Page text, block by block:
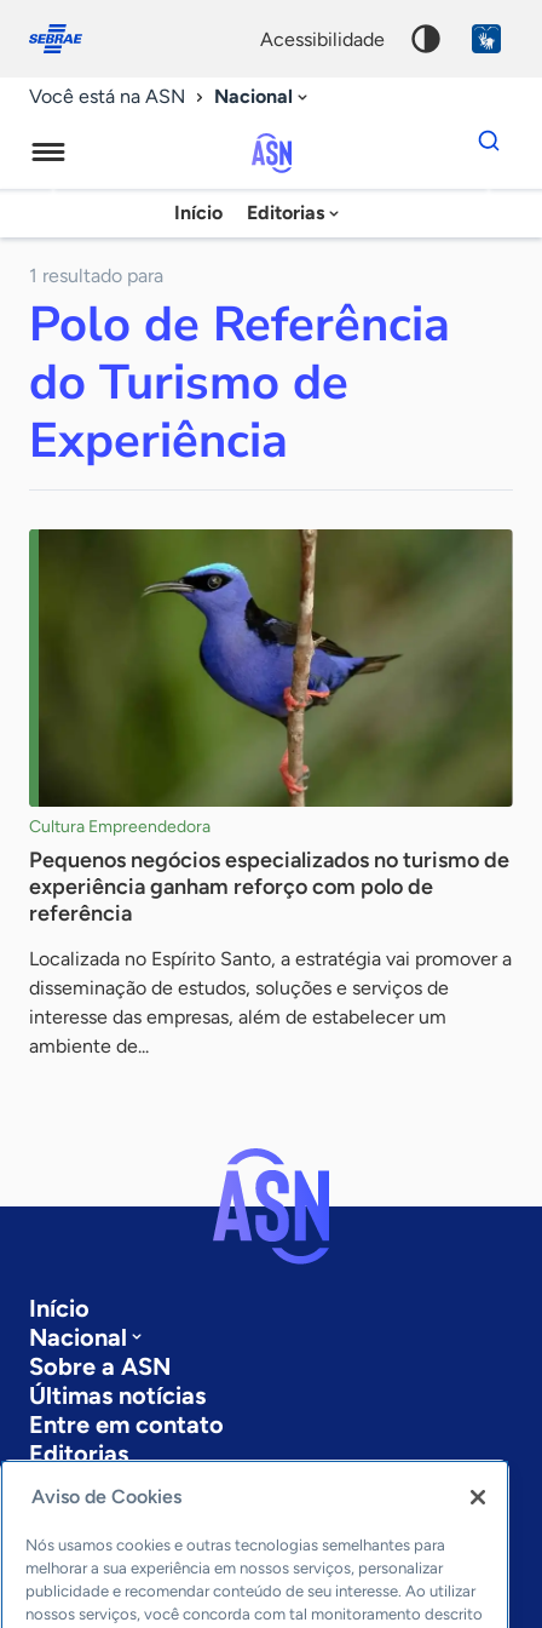
conosco
acessibilidade
Você está na ASN Nacional
Agência
Sebrae
Notícias
Início Editorias
Dados
para
chave
1 resultado para
Polo de Referência
do Turismo de
Experiência
Cultura Empreendedora
Pequenos negócios especializados no turismo de
experiência ganham reforço com polo de
referência
Localizada no Espírito Santo, a estratégia vai promover a
disseminação de estudos, soluções e serviços de
interesse das empresas, além de estabelecer um
ambiente de...
Início
Nacional
Sobre a ASN
Últimas notícias
Entre em contato
Editorias
Economia & Política
Inovação & Tecnologia
Cultura empreendedora
Dados
Arquivo
Aviso de Cookies
Nós usamos cookies e outras tecnologias semelhantes para
melhorar a sua experiência em nossos serviços, personalizar
publicidade e recomendar conteúdo de seu interesse. Ao utilizar
nossos serviços, você concorda com tal monitoramento descrito